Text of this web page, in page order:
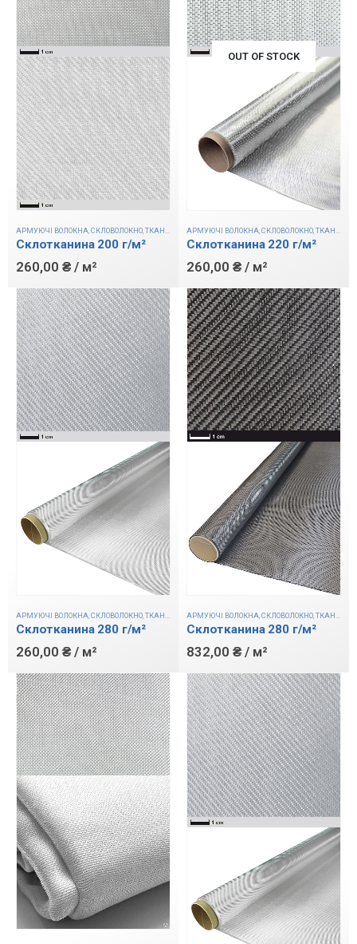
АРМУЮЧІ ВОЛОКНА СКЛОВОЛОКНО ТКАНИНИ
Склотканина 200 г/м²
260,00 ₴ / м²
OUT OF STOCK
АРМУЮЧІ ВОЛОКНА СКЛОВОЛОКНО ТКАНИНИ
Склотканина 220 г/м²
260,00 ₴ / м²
АРМУЮЧІ ВОЛОКНА,СКЛОВОЛОКНО,ТКАНИНИ
Склотканина 280 г/м²
260,00 ₴ / м²
АРМУЮЧІ ВОЛОКНА,СКЛОВОЛОКНО,ТКАНИНИ
Склотканина 280 г/м²
832,00 ₴ / м²